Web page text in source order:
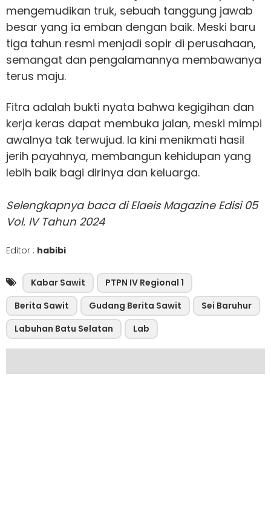
mengemudikan truk, sebuah tanggung jawab
besar yang ia emban dengan baik. Meski baru
tiga tahun resmi menjadi sopir di perusahaan,
semangat dan pengalamannya membawanya
terus maju.
Fitra adalah bukti nyata bahwa kegigihan dan
kerja keras dapat membuka jalan, meski mimpi
awalnya tak terwujud. Ia kini menikmati hasil
jerih payahnya, membangun kehidupan yang
lebih baik bagi dirinya dan keluarga.
Selengkapnya baca di Elaeis Magazine Edisi 05
Vol. IV Tahun 2024
Editor : habibi
Kabar Sawit
PTPN IV Regional 1
Berita Sawit
Gudang Berita Sawit
Sei Baruhur
Labuhan Batu Selatan
Lab